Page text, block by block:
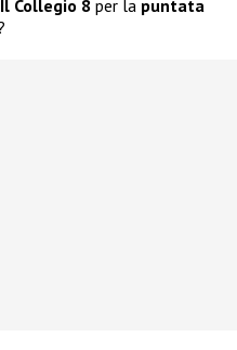
Il Collegio 8 per la puntata